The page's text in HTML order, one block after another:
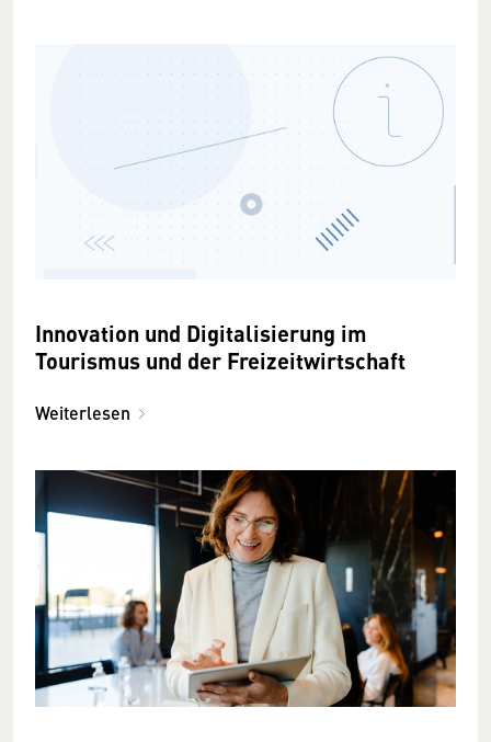
Innovation und Digitalisierung im
Tourismus und der Freizeitwirtschaft
Weiterlesen